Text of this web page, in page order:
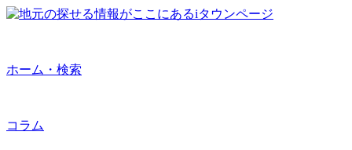
ホーム・検索
コラム